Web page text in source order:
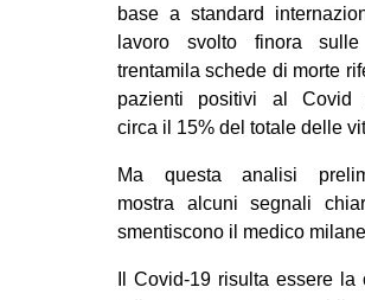
bsky
ms
base a standard
lavoro svolto finora
trentamila schede di morte
pazienti positivi al Covid
circa il 15% del totale delle
Ma questa analisi
mostra alcuni segnali
smentiscono il medico
Il Covid-19 risulta essere la